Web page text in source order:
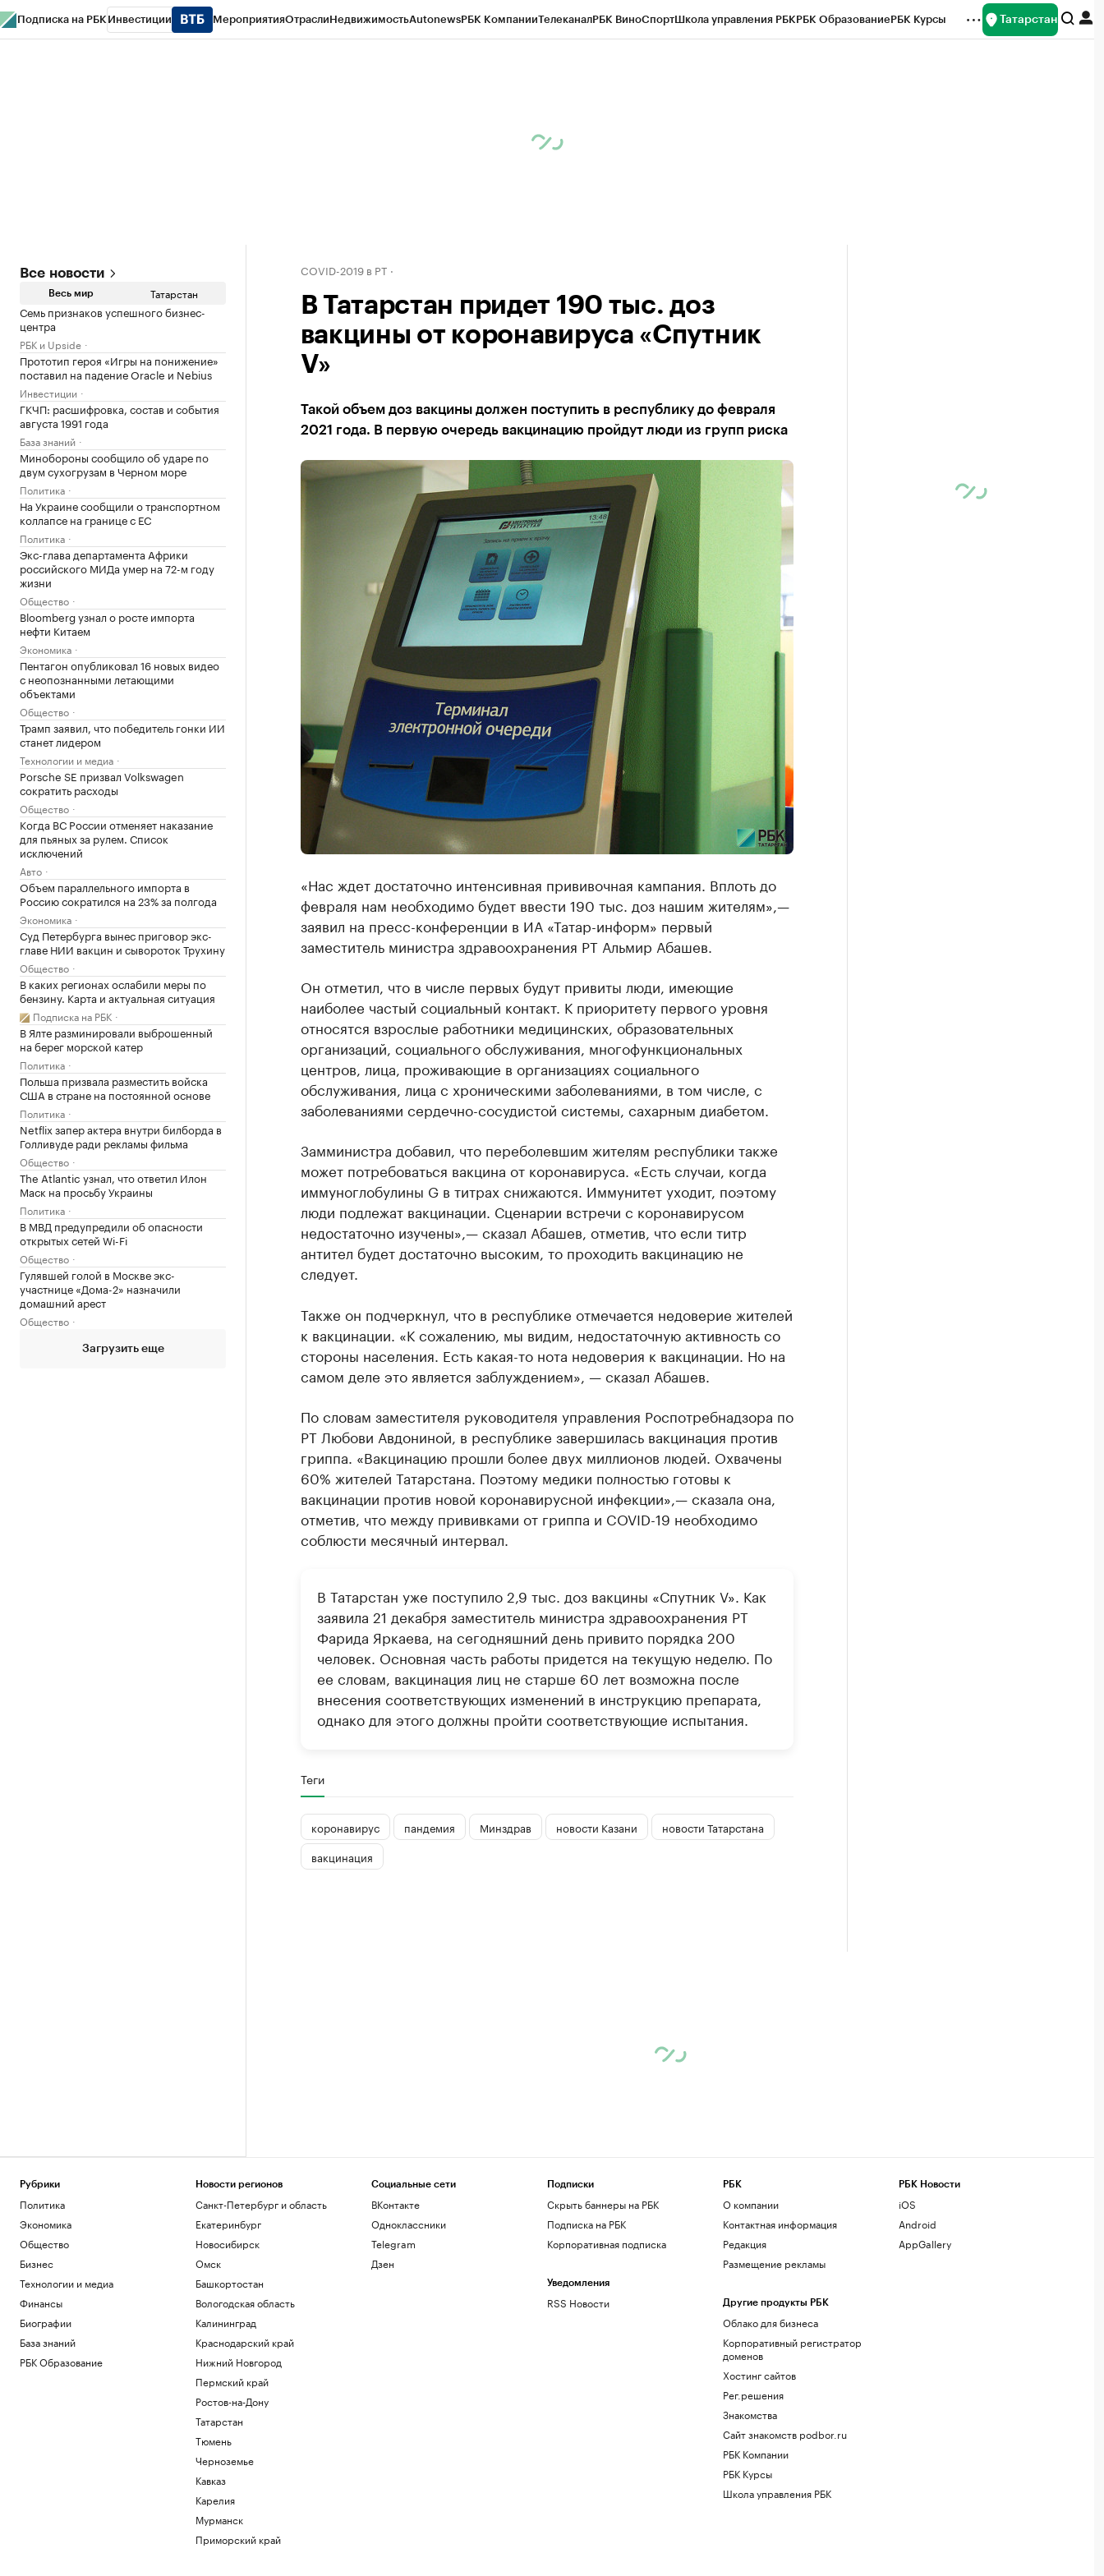
Подписка на РБК Инвестиции МероприятияОтраслиНедвижимостьAutonewsРБК КомпанииТелеканалРБК ВиноСпортШкола управления РБКРБК ОбразованиеРБК Курсы Татарстан
Все новости
Весь мир Татарстан
Семь признаков успешного бизнес-
центра
РБК и Upside
Прототип героя «Игры на понижение»
поставил на падение Oracle и Nebius
Инвестиции
ГКЧП: расшифровка, состав и события
августа 1991 года
База знаний
Минобороны сообщило об ударе по
двум сухогрузам в Черном море
Политика
На Украине сообщили о транспортном
коллапсе на границе с ЕС
Политика
Экс-глава департамента Африки
российского МИДа умер на 72-м году
жизни
Общество
Bloomberg узнал о росте импорта
нефти Китаем
Экономика
Пентагон опубликовал 16 новых видео
с неопознанными летающими
объектами
Общество
Трамп заявил, что победитель гонки ИИ
станет лидером
Технологии и медиа
Porsche SE призвал Volkswagen
сократить расходы
Общество
Когда ВС России отменяет наказание
для пьяных за рулем. Список
исключений
Авто
Объем параллельного импорта в
Россию сократился на 23% за полгода
Экономика
Суд Петербурга вынес приговор экс-
главе НИИ вакцин и сывороток Трухину
Общество
В каких регионах ослабили меры по
бензину. Карта и актуальная ситуация
Подписка на РБК
В Ялте разминировали выброшенный
на берег морской катер
Политика
Польша призвала разместить войска
США в стране на постоянной основе
Политика
Netflix запер актера внутри билборда в
Голливуде ради рекламы фильма
Общество
The Atlantic узнал, что ответил Илон
Маск на просьбу Украины
Политика
В МВД предупредили об опасности
открытых сетей Wi-Fi
Общество
Гулявшей голой в Москве экс-
участнице «Дома-2» назначили
домашний арест
Общество
Загрузить еще
COVID-2019 в РТ
В Татарстан придет 190 тыс. доз
вакцины от коронавируса «Спутник
V»
Такой объем доз вакцины должен поступить в республику до февраля
2021 года. В первую очередь вакцинацию пройдут люди из групп риска
«Нас ждет достаточно интенсивная прививочная кампания. Вплоть до
февраля нам необходимо будет ввести 190 тыс. доз нашим жителям»,—
заявил на пресс-конференции в ИА «Татар-информ» первый
заместитель министра здравоохранения РТ Альмир Абашев.
Он отметил, что в числе первых будут привиты люди, имеющие
наиболее частый социальный контакт. К приоритету первого уровня
относятся взрослые работники медицинских, образовательных
организаций, социального обслуживания, многофункциональных
центров, лица, проживающие в организациях социального
обслуживания, лица с хроническими заболеваниями, в том числе, с
заболеваниями сердечно-сосудистой системы, сахарным диабетом.
Замминистра добавил, что переболевшим жителям республики также
может потребоваться вакцина от коронавируса. «Есть случаи, когда
иммуноглобулины G в титрах снижаются. Иммунитет уходит, поэтому
люди подлежат вакцинации. Сценарии встречи с коронавирусом
недостаточно изучены»,— сказал Абашев, отметив, что если титр
антител будет достаточно высоким, то проходить вакцинацию не
следует.
Также он подчеркнул, что в республике отмечается недоверие жителей
к вакцинации. «К сожалению, мы видим, недостаточную активность со
стороны населения. Есть какая-то нота недоверия к вакцинации. Но на
самом деле это является заблуждением», — сказал Абашев.
По словам заместителя руководителя управления Роспотребнадзора по
РТ Любови Авдониной, в республике завершилась вакцинация против
гриппа. «Вакцинацию прошли более двух миллионов людей. Охвачены
60% жителей Татарстана. Поэтому медики полностью готовы к
вакцинации против новой коронавирусной инфекции»,— сказала она,
отметив, что между прививками от гриппа и COVID-19 необходимо
соблюсти месячный интервал.
В Татарстан уже поступило 2,9 тыс. доз вакцины «Спутник V». Как
заявила 21 декабря заместитель министра здравоохранения РТ
Фарида Яркаева, на сегодняшний день привито порядка 200
человек. Основная часть работы придется на текущую неделю. По
ее словам, вакцинация лиц не старше 60 лет возможна после
внесения соответствующих изменений в инструкцию препарата,
однако для этого должны пройти соответствующие испытания.
Теги
коронавирус пандемия Минздрав новости Казани
новости Татарстана
вакцинация
Рубрики
Политика
Экономика
Общество
Бизнес
Технологии и медиа
Финансы
Биографии
База знаний
РБК Образование
Новости регионов
Санкт-Петербург и область
Екатеринбург
Новосибирск
Омск
Башкортостан
Вологодская область
Калининград
Краснодарский край
Нижний Новгород
Пермский край
Ростов-на-Дону
Татарстан
Тюмень
Черноземье
Кавказ
Карелия
Мурманск
Приморский край
Социальные сети
ВКонтакте
Одноклассники
Telegram
Дзен
Подписки
Скрыть баннеры на РБК
Подписка на РБК
Корпоративная подписка
Уведомления
RSS Новости
РБК
О компании
Контактная информация
Редакция
Размещение рекламы
Другие продукты РБК
Облако для бизнеса
Корпоративный регистратор
доменов
Хостинг сайтов
Рег.решения
Знакомства
Сайт знакомств podbor.ru
РБК Компании
РБК Курсы
Школа управления РБК
РБК Новости
iOS
Android
AppGallery